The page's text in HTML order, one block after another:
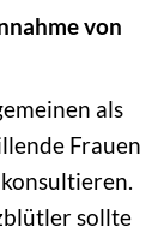
von
als
Frauen
sollte